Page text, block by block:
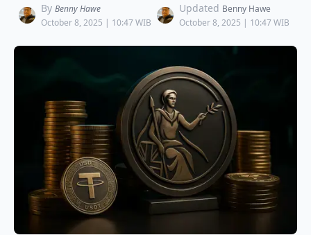
By Benny Hawe
October 8, 2025 | 10:47 WIB
Updated Benny Hawe
October 8, 2025 | 10:47 WIB